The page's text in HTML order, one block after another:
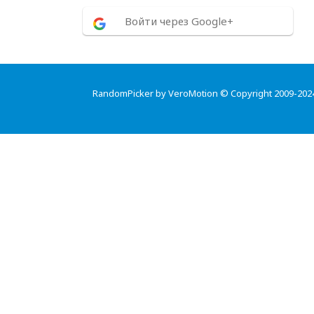
Войти через Google+
RandomPicker by VeroMotion © Copyright 2009-